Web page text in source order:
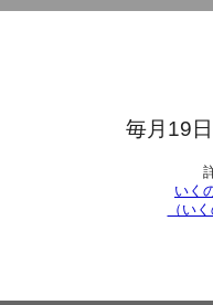
毎月19
いく
（い